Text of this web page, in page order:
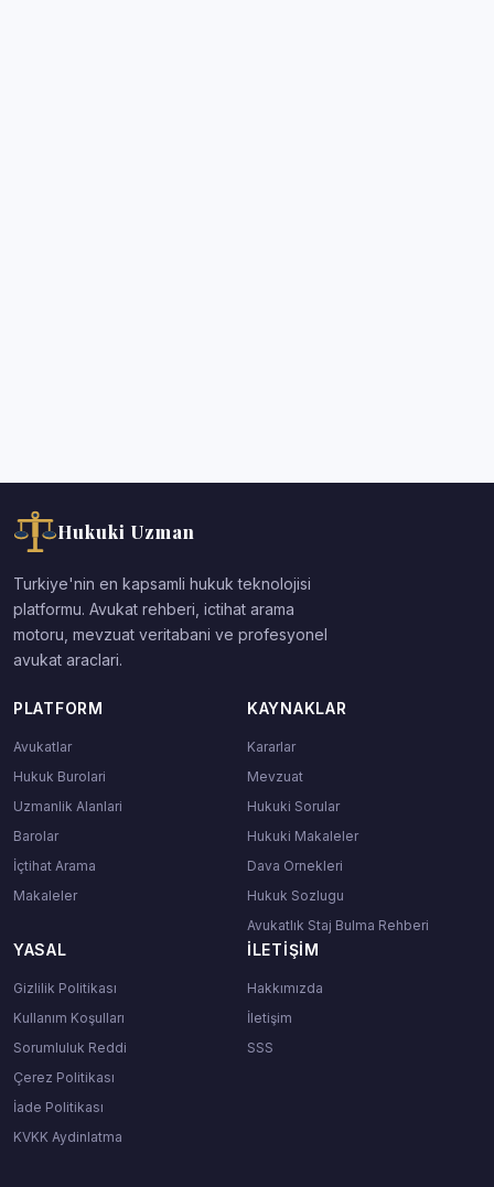
Hukuki Uzman
Turkiye'nin en kapsamli hukuk teknolojisi
platformu. Avukat rehberi, ictihat arama
motoru, mevzuat veritabani ve profesyonel
avukat araclari.
PLATFORM
Avukatlar
Hukuk Burolari
Uzmanlik Alanlari
Barolar
İçtihat Arama
Makaleler
KAYNAKLAR
Kararlar
Mevzuat
Hukuki Sorular
Hukuki Makaleler
Dava Ornekleri
Hukuk Sozlugu
Avukatlık Staj Bulma Rehberi
YASAL
Gizlilik Politikası
Kullanım Koşulları
Sorumluluk Reddi
Çerez Politikası
İade Politikası
KVKK Aydinlatma
İLETIŞIM
Hakkımızda
İletişim
SSS